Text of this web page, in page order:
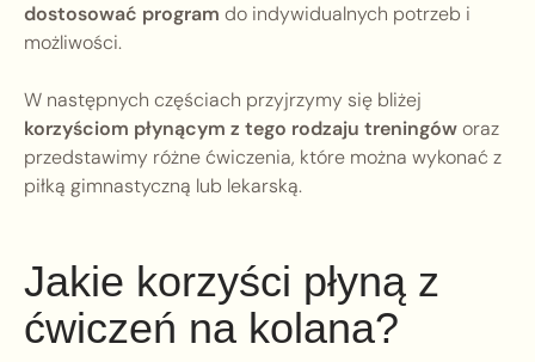
dostosować program do indywidualnych potrzeb i
możliwości.
W następnych częściach przyjrzymy się bliżej
korzyściom płynącym z tego rodzaju treningóworaz
przedstawimy różne ćwiczenia, które można wykonać z
piłką gimnastyczną lub lekarską.
Jakie korzyści płyną z
ćwiczeń na kolana?